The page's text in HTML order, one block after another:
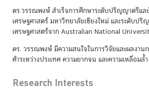
ดร.วรรณพงษ์ สำเร็จการศึกษาระดับปริญญาตรีแล
เศรษฐศาสตร์ มหาวิทยาลัยเชียงใหม่ และระดับปริ
เศรษฐศาสตร์จาก Australian National
ดร. วรรณพงษ์ มีความสนใจในการวิจัยและผลงาน
ค้าระหว่างประเทศ ความยากจน และความเหลื่อมล้ำ
Research Interests